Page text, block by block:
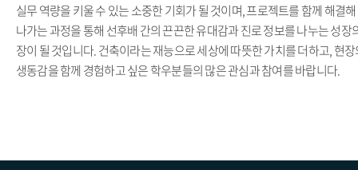
실무 역량을 키울 수 있는 소중한 기회가 될 것이며, 프로젝트를 함께 해결해
나가는 과정을 통해 선후배 간의 끈끈한 유대감과 진로 정보를 나누는 성장
장이 될 것입니다. 건축이라는 재능으로 세상에 따뜻한 가치를 더하고, 현
생동감을 함께 경험하고 싶은 학우분들의 많은 관심과 참여를 바랍니다.